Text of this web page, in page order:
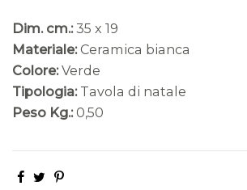
Dim. cm.: 35 x 19
Materiale: Ceramica bianca
Colore: Verde
Tipologia: Tavola di natale
Peso Kg.: 0,50